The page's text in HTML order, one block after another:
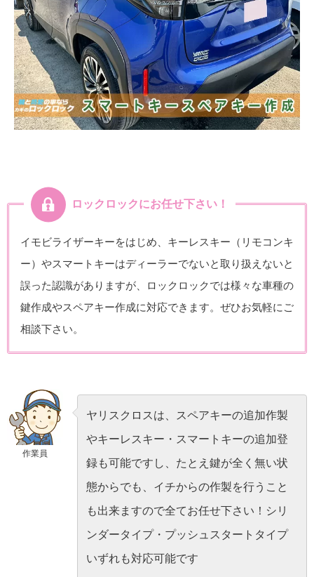
ロックロックにお任せ下さい！
イモビライザーキーをはじめ、キーレスキー（リモコンキ
ー）やスマートキーはディーラーでないと取り扱えないと
誤った認識がありますが、ロックロックでは様々な車種の
鍵作成やスペアキー作成に対応できます。ぜひお気軽にご
相談下さい。
作業員
ヤリスクロスは、スペアキーの追加作製
やキーレスキー・スマートキーの追加登
録も可能ですし、たとえ鍵が全く無い状
態からでも、イチからの作製を行うこと
も出来ますので全てお任せ下さい！シリ
ンダータイプ・プッシュスタートタイプ
いずれも対応可能です